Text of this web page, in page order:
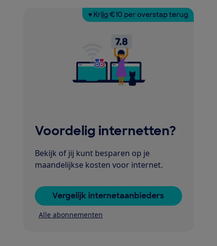
♥ Krijg €10 per overstap terug
Voordelig internetten?
Bekijk of jij kunt besparen op je
maandelijkse kosten voor internet.
Vergelijk internetaanbieders
Alle abonnementen